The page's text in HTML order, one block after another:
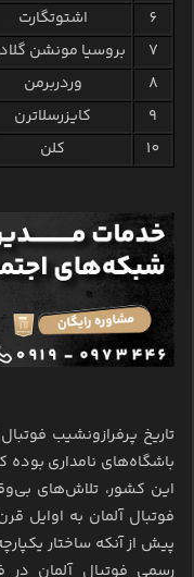
6
اشتوتگارت
7
بروسیا مونشن
8
وردربرمن
9
کایزرسلاترن
10
کلن
تاریخ پرفرازونشیب
باشگاه‌های نامداری
این کشور، تلاش‌های
فوتبال آلمان به اوایل
پیش از آنکه ساختار